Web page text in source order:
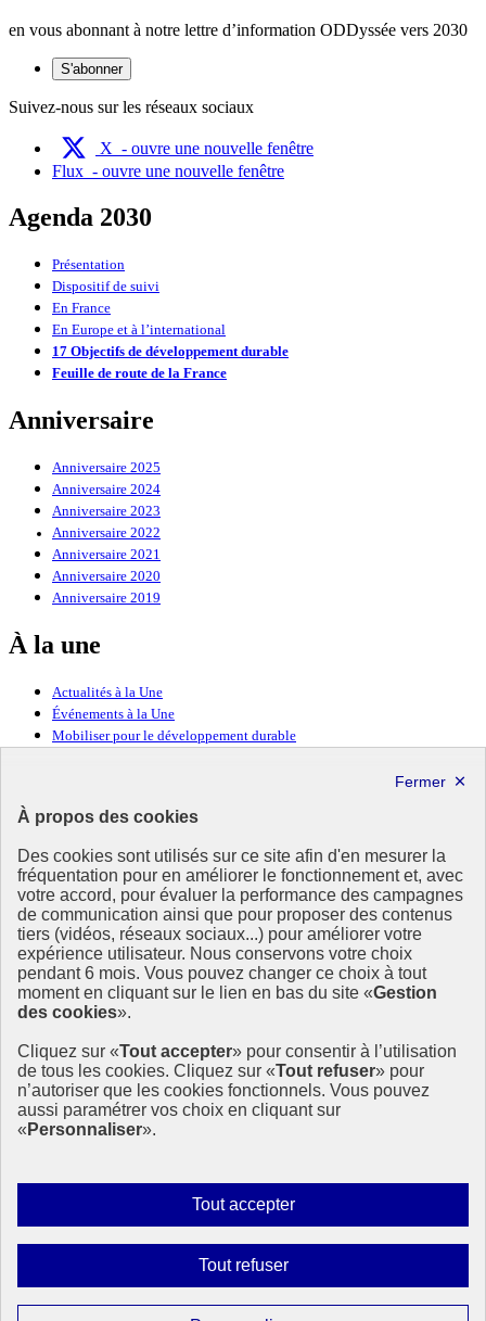
À propos des cookies
Des cookies sont utilisés sur ce site afin d'en mesurer la
fréquentation pour en améliorer le fonctionnement et, avec
votre accord, pour évaluer la performance des campagnes
de communication ainsi que pour proposer des contenus
tiers (vidéos, réseaux sociaux...) pour améliorer votre
expérience utilisateur. Nous conservons votre choix
pendant 6 mois. Vous pouvez changer ce choix à tout
moment en cliquant sur le lien en bas du site «Gestion
des cookies».
Cliquez sur «Tout accepter» pour consentir à l’utilisation
de tous les cookies. Cliquez sur «Tout refuser» pour
n’autoriser que les cookies fonctionnels. Vous pouvez
aussi paramétrer vos choix en cliquant sur
« Personnaliser».
Tout accepterAutoriser
tous
Tout refuserInterdire
tous
en vous abonnant à notre lettre d’information ODDyssée vers 2030
S'abonner
Suivez-nous sur les réseaux sociaux
X - ouvre une nouvelle fenêtre
Flux - ouvre une nouvelle fenêtre
Agenda 2030
Présentation
Dispositif de suivi
En France
En Europe et à l’international
17 Objectifs de développement durable
Feuille de route de la France
Anniversaire
Anniversaire 2025
Anniversaire 2024
Anniversaire 2023
Anniversaire 2022
Anniversaire 2021
Anniversaire 2020
Anniversaire 2019
À la une
Actualités à la Une
Événements à la Une
Mobiliser pour le développement durable
Ressources
Ressources
La Méth’ODD
Gouvernement
Ce site propose l’information de référence concernant l’Agenda
2030 et la feuille de route de la France. Il valorise la mobilisation de
tous les acteurs.
info.gouv.fr- ouvre une nouvelle fenêtre
service-public.fr - ouvre une nouvelle fenêtre
legifrance.gouv.fr- ouvre une nouvelle fenêtre
data.gouv.fr- ouvre une nouvelle fenêtre
Plan du site
Mentions légales